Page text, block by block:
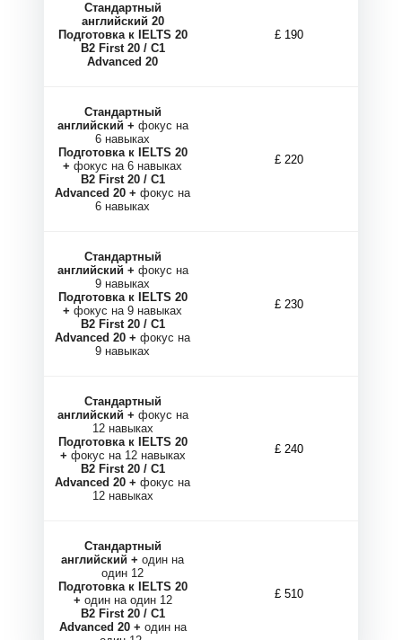
М
Стандартный
английский 20
Подготовка к IELTS 20
B2 First 20 / C1
Advanced 20
£ 190
Стандартный
английский + фокус на
6 навыках
Подготовка к IELTS 20
+ фокус на 6 навыках
B2 First 20 / C1
Advanced 20 + фокус на
6 навыках
£ 220
Стандартный
английский + фокус на
9 навыках
Подготовка к IELTS 20
+ фокус на 9 навыках
B2 First 20 / C1
Advanced 20 + фокус на
9 навыках
£ 230
Стандартный
английский + фокус на
12 навыках
Подготовка к IELTS 20
+ фокус на 12 навыках
B2 First 20 / C1
Advanced 20 + фокус на
12 навыках
£ 240
Стандартный
английский + один на
один 12
Подготовка к IELTS 20
+ один на один 12
B2 First 20 / C1
Advanced 20 + один на
£ 510
М